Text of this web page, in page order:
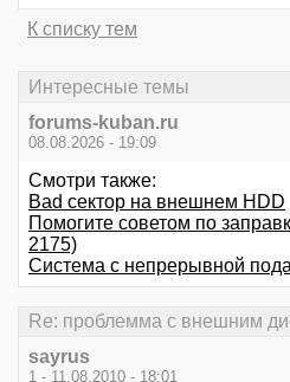
К списку тем
Интересные темы
forums-kuban.ru
08.08.2026 - 19:09
Смотри также:
Bad сектор на внешнем HDD
Помогите советом по
2175)
Система с непрерывной
Re: проблемма с внешним
sayrus
1 - 11.08.2010 - 18:01